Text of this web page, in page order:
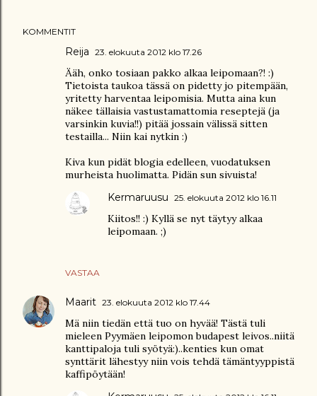
KOMMENTIT
Reija 23. elokuuta 2012 klo 17.26
Ääh, onko tosiaan pakko alkaa leipomaan?! :)
Tietoista taukoa tässä on pidetty jo pitempään,
yritetty harventaa leipomisia. Mutta aina kun
näkee tällaisia vastustamattomia reseptejä (ja
varsinkin kuvia!!) pitää jossain välissä sitten
testailla... Niin kai nytkin :)
Kiva kun pidät blogia edelleen, vuodatuksen
murheista huolimatta. Pidän sun sivuista!
VASTAA
Kermaruusu 25. elokuuta 2012 klo 16.11
Kiitos!! :) Kyllä se nyt täytyy alkaa
leipomaan. ;)
Maarit 23. elokuuta 2012 klo 17.44
Mä niin tiedän että tuo on hyvää! Tästä tuli
mieleen Pyymäen leipomon budapest leivos..niitä
kanttipaloja tuli syötyä:)..kenties kun omat
synttärit lähestyy niin vois tehdä tämäntyyppistä
kaffipöytään!